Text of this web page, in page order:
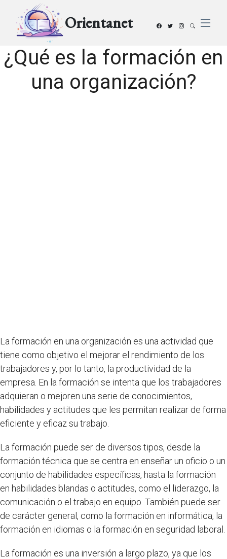
Orientanet
¿Qué es la formación en
una organización?
La formación en una organización es una actividad que
tiene como objetivo el mejorar el rendimiento de los
trabajadores y, por lo tanto, la productividad de la
empresa. En la formación se intenta que los trabajadores
adquieran o mejoren una serie de conocimientos,
habilidades y actitudes que les permitan realizar de forma
eficiente y eficaz su trabajo.
La formación puede ser de diversos tipos, desde la
formación técnica que se centra en enseñar un oficio o un
conjunto de habilidades específicas, hasta la formación
en habilidades blandas o actitudes, como el liderazgo, la
comunicación o el trabajo en equipo. También puede ser
de carácter general, como la formación en informática, la
formación en idiomas o la formación en seguridad laboral.
La formación es una inversión a largo plazo, ya que los